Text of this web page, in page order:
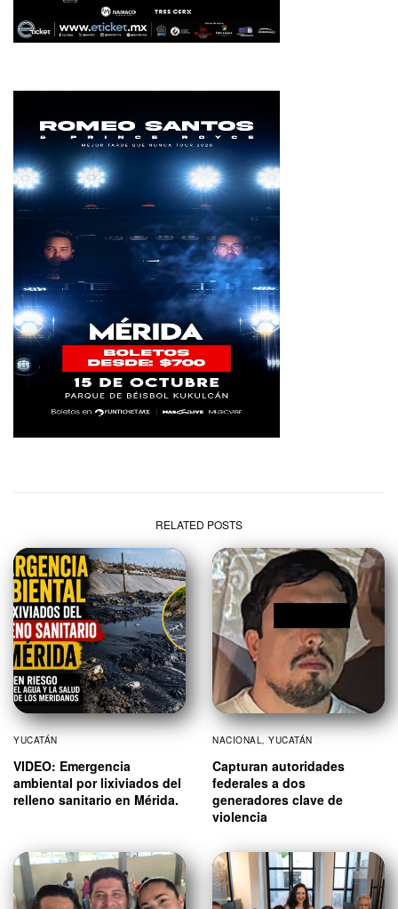
RELATED POSTS
YUCATÁN
VIDEO: Emergencia
ambiental por lixiviados del
relleno sanitario en Mérida.
NACIONAL, YUCATÁN
Capturan autoridades
federales a dos
generadores clave de
violencia